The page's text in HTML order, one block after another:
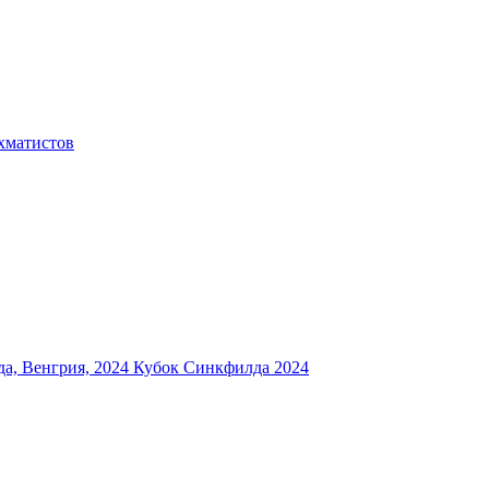
Венгрия, 2024 Кубок Синкфилда 2024